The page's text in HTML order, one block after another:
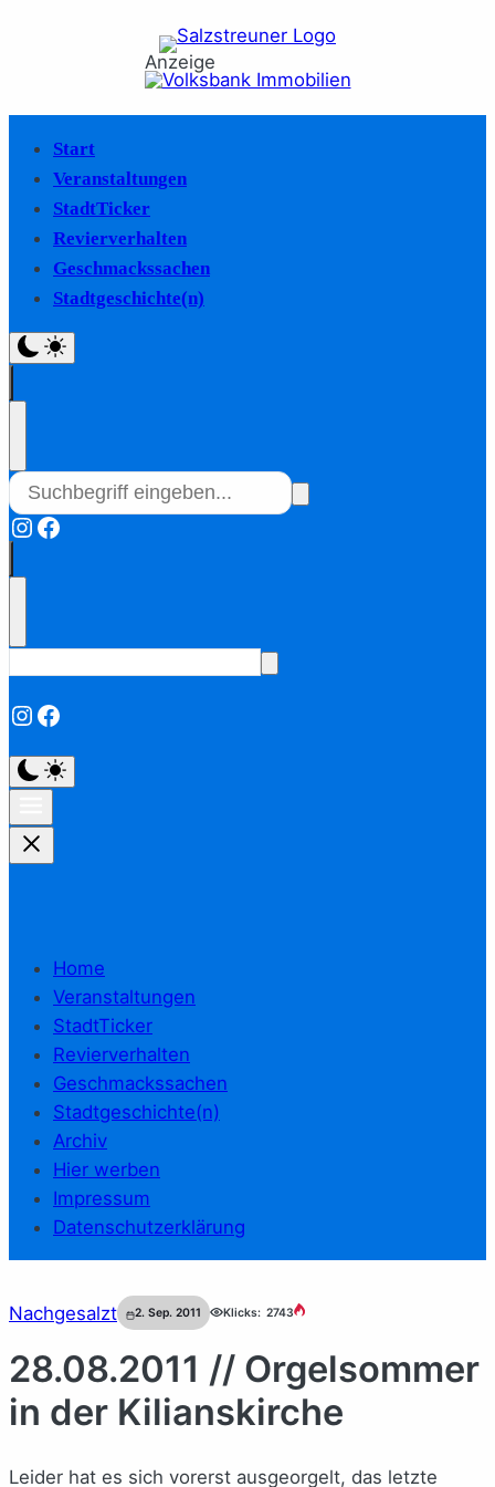
Anzeige
Start
Veranstaltungen
StadtTicker
Revierverhalten
Geschmackssachen
Stadtgeschichte(n)
Instagram
Facebook
Instagram
Facebook
Home
Veranstaltungen
StadtTicker
Revierverhalten
Geschmackssachen
Stadtgeschichte(n)
Archiv
Hier werben
Impressum
Datenschutzerklärung
Nachgesalzt 2. Sep. 2011 Klicks: 2743
28.08.2011 // Orgelsommer
in der Kilianskirche
Leider hat es sich vorerst ausgeorgelt, das letzte